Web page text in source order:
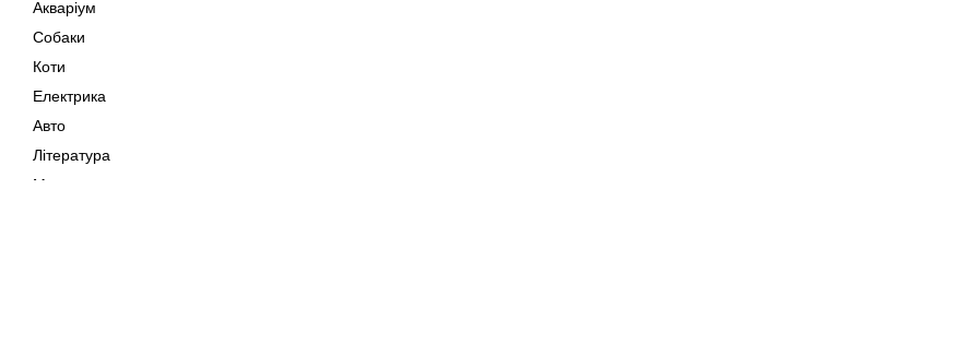
Акваріум
Собаки
Коти
Електрика
Авто
Література
Музика